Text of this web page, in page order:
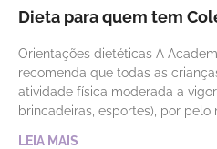
Dieta para quem tem
Orientações dietéticas A
recomenda que todas as
atividade física moderada a
brincadeiras, esportes), por pelo
LEIA MAIS